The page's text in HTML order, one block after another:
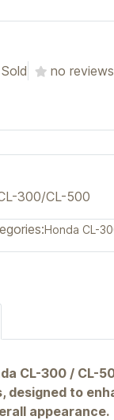
no reviews
300/CL-500
Honda CL-
CL-300 / CL-
designed to
appearance.